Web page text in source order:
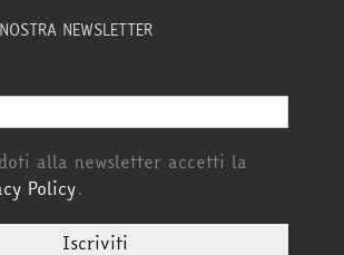
NEWSLETTER
alla newsletter accetti la
Policy.